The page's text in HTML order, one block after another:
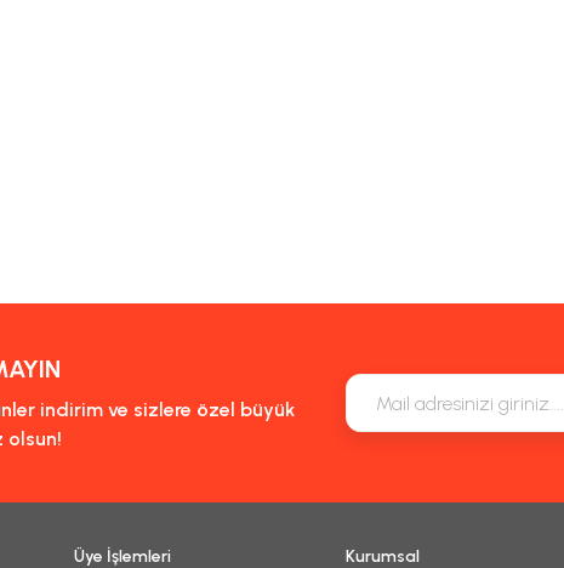
indirim ve sizlere özel büyük
olsun!
Üye İşlemleri Kurumsal